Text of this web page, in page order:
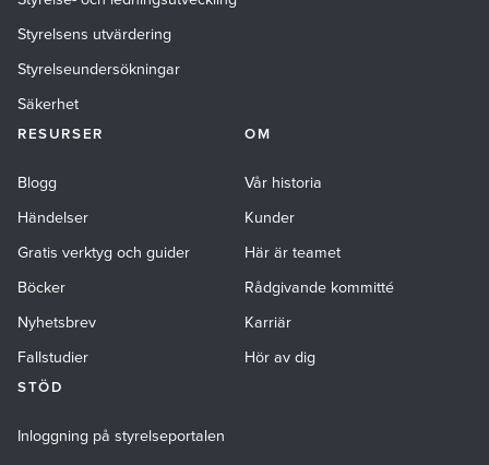
Styrelsens utvärdering
Styrelseundersökningar
Säkerhet
RESURSER
Blogg
Händelser
Gratis verktyg och guider
Böcker
Nyhetsbrev
Fallstudier
OM
Vår historia
Kunder
Här är teamet
Rådgivande kommitté
Karriär
Hör av dig
STÖD
Inloggning på styrelseportalen